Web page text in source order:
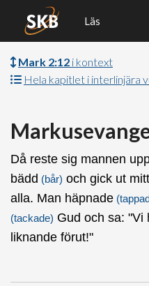
Läs
Mark 2:12 i kontext
Hela kapitlet i interlinjära
Då reste sig mannen
bädd (bår) och gick ut
alla. Man häpnade
(tackade) Gud och sa: "Vi
liknande förut!"